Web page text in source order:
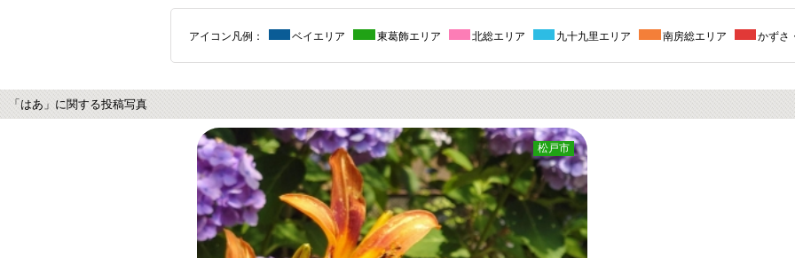
アイコン凡例： ベイエリア 東葛飾エリア 北総エリア 九十九里エリア 南房総エリア かずさ
「はあ」に関する投稿写真
松戸市